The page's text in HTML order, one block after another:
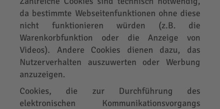
da bestimmte Webseitenfunktionen ohne diese
nicht funktionieren würden (z.B. die
Warenkorbfunktion oder die Anzeige von
Videos). Andere Cookies dienen dazu, das
Nutzerverhalten auszuwerten oder Werbung
anzuzeigen.
Cookies, die zur Durchführung des
elektronischen Kommunikationsvorgangs